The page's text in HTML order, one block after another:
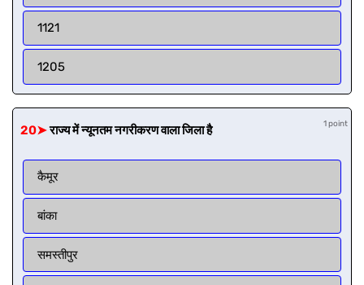
1121
1205
20➤राज्य में न्यूनतम नगरीकरण वाला जिला है 1 point
कैमूर
बांका
समस्तीपुर